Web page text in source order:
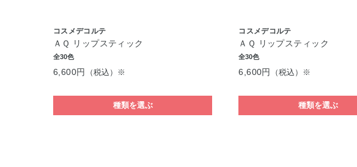
コスメデコルテ
ＡＱ リップスティック
全30色
6,600円 （税込）※
種類を選ぶ
コスメデコルテ
ＡＱ リップスティック
全30色
6,600円 （税込）※
種類を選ぶ